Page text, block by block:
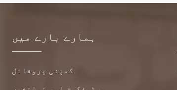
ہمارے بارے میں
کمپنی پروفائل